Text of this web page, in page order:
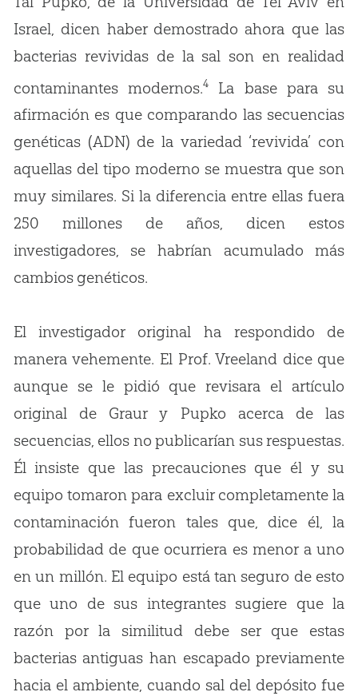
Israel, dicen haber demostrado ahora que las
bacterias revividas de la sal son en realidad
contaminantes modernos.4
La base para su
afirmación es que comparando las secuencias
genéticas (ADN) de la variedad ‘revivida’ con
aquellas del tipo moderno se muestra que son
muy similares. Si la diferencia entre ellas fuera
250 millones de años, dicen estos
investigadores, se habrían acumulado más
cambios genéticos.
El investigador original ha respondido de
manera vehemente. El Prof. Vreeland dice que
aunque se le pidió que revisara el artículo
original de Graur y Pupko acerca de las
secuencias, ellos no publicarían sus respuestas.
Él insiste que las precauciones que él y su
equipo tomaron para excluir completamente la
contaminación fueron tales que, dice él, la
probabilidad de que ocurriera es menor a uno
en un millón. El equipo está tan seguro de esto
que uno de sus integrantes sugiere que la
razón por la similitud debe ser que estas
bacterias antiguas han escapado previamente
hacia el ambiente, cuando sal del depósito fue